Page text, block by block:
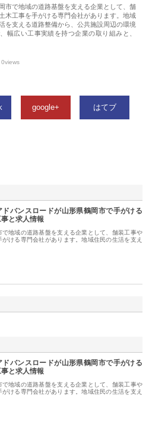
市で地域の道路基盤を支える企業として、舗
木工事を手がける専門会社があります。地域
を支える道路整備から、公共施設周辺の環境
幅広い工事実績を持つ企業の取り組みと、
0views
google+ はてブ
ドバンスロードが山形県鶴岡市で手がける
と求人情報
で地域の道路基盤を支える企業として、舗装工事や
がける専門会社があります。地域住民の生活を支え
ドバンスロードが山形県鶴岡市で手がける
と求人情報
で地域の道路基盤を支える企業として、舗装工事や
がける専門会社があります。地域住民の生活を支え